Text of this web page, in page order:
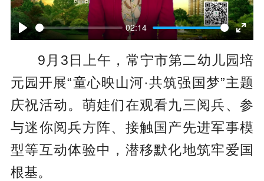
P
a
y
02:14
E
n
t
e
r
f
l
a
y
9月3日上午，常宁市第二幼儿园培
元园开展“童心映山河·共筑强国梦”主题
庆祝活动。萌娃们在观看九三阅兵、参
与迷你阅兵方阵、接触国产先进军事模
型等互动体验中，潜移默化地筑牢爱国
根基。